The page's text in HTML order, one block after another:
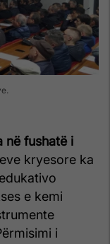
në fushatë i
kryesore ka
e kemi
i